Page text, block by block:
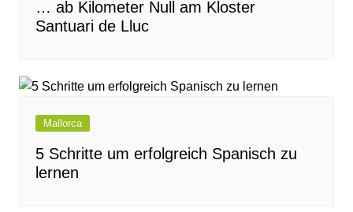
… ab Kilometer Null am Kloster
Santuari de Lluc
Mallorca
5 Schritte um erfolgreich Spanisch zu
lernen